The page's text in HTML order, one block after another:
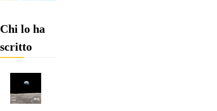
Chi lo ha
scritto